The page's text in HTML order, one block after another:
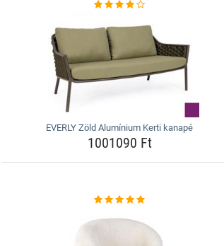
EVERLY Zöld Alumínium Kerti kanapé
1001090 Ft